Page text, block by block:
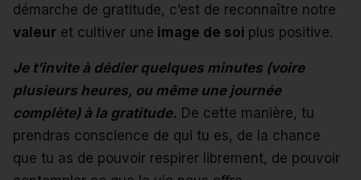
démarche de gratitude, c’est de reconnaître notre
valeur et cultiver une image de soi plus positive.
Je t’invite à dédier quelques minutes (voire
plusieurs heures, ou même une journée
complète) à la gratitude. De cette manière, tu
prendras conscience de qui tu es, de la chance
que tu as de pouvoir respirer librement, de pouvoir